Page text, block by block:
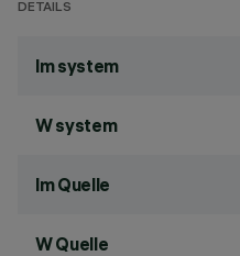
DETAILS
lm system
W system
lm Quelle
W Quelle